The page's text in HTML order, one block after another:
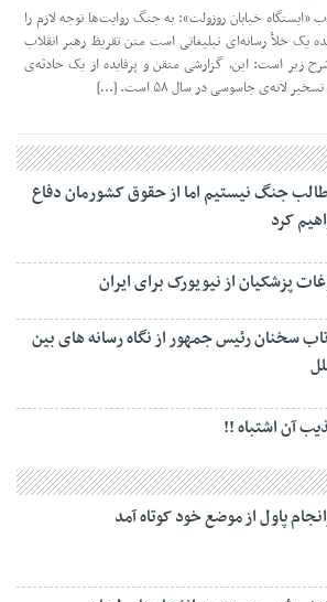
«ایستگاه خیابان روزولت»: به جنگ روایت‌ها توجه لازم را
یک خلأ رسانه‌ای تبلیغاتی است متن تقریظ رهبر انقلاب
زیر است: این، گزارشی متقن و پرفایده از یک حادثه‌ی
لانه‌ی جاسوسی در سال ۵۸ است. […]
جنگ نیستیم اما از حقوق کشورمان دفاع
کرد
پزشکیان از نیویورک برای ایران
سخنان رئیس جمهور از نگاه رسانه های بین
آن اشتباه !!
پاول از موضع خود کوتاه آمد